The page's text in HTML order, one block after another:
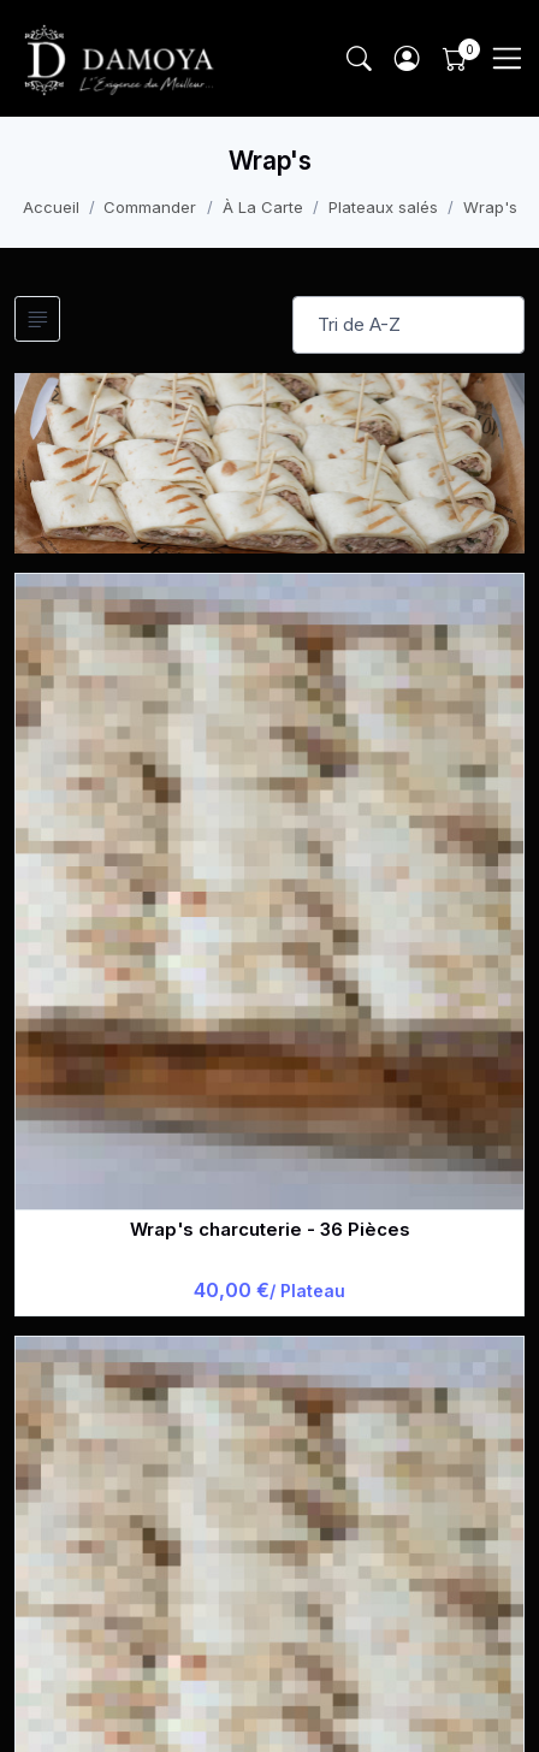
Wrap's
Accueil Commander À La Carte Plateaux salés Wrap's
Wrap's charcuterie - 36 Pièces
40,00 €/ Plateau